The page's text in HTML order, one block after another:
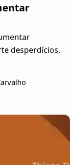
desperdícios,